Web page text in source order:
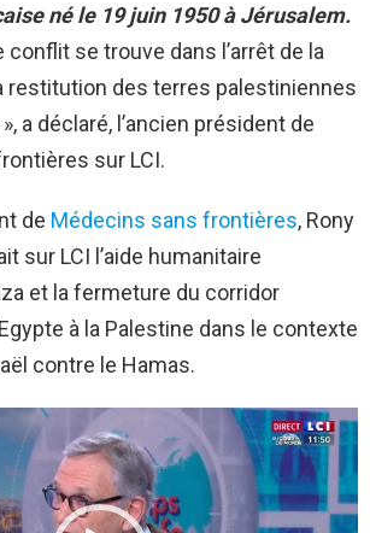
né le 19 juin 1950 à Jérusalem.
conflit se trouve dans l’arrêt de la
restitution des terres palestiniennes
», a déclaré, l’ancien président de
sur LCI.
de Médecins sans frontières, Rony
sur LCI l’aide humanitaire
et la fermeture du corridor
à la Palestine dans le contexte
contre le Hamas.